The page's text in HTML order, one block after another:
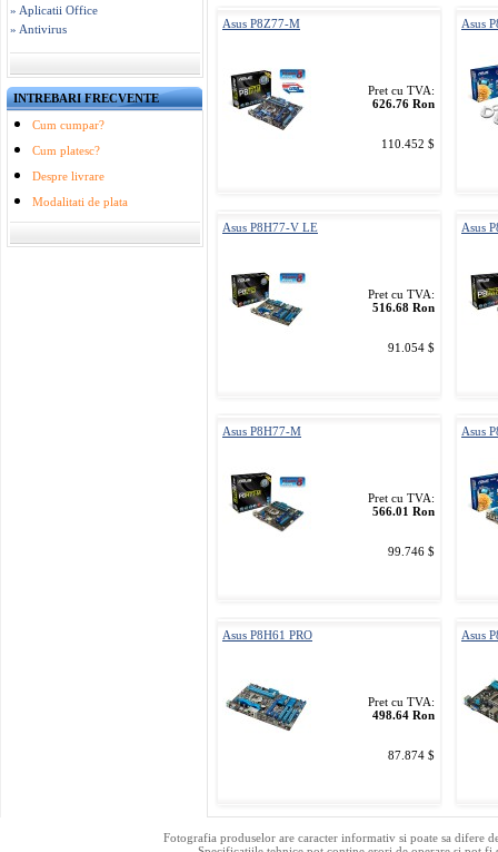
» Aplicatii Office
» Antivirus
INTREBARI FRECVENTE
Cum cumpar?
Cum platesc?
Despre livrare
Modalitati de plata
Asus P8Z77-M
Pret cu TVA:
626.76 Ron
110.452 $
Asus
Asus P8H77-V LE
Pret cu TVA:
516.68 Ron
91.054 $
Asus
Asus P8H77-M
Pret cu TVA:
566.01 Ron
99.746 $
Asus
Asus P8H61 PRO
Pret cu TVA:
498.64 Ron
87.874 $
Asus
Fotografia produselor are caracter informativ si poate sa difere